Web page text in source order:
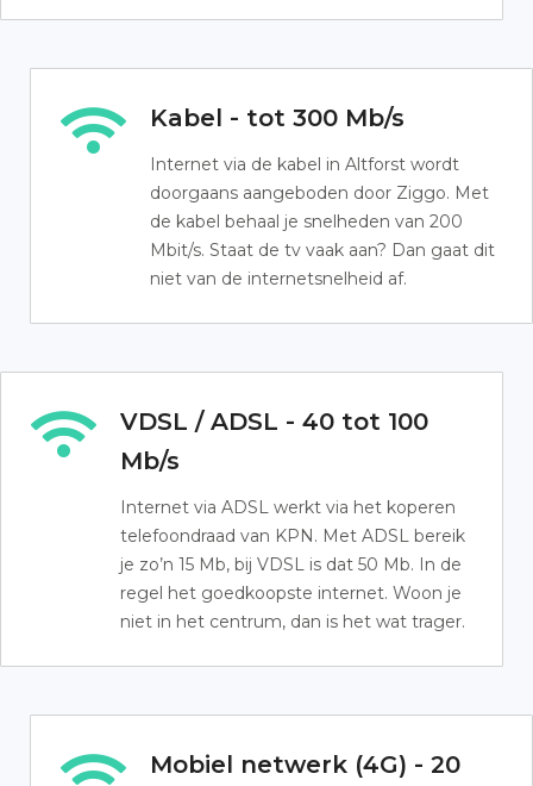
Kabel - tot 300 Mb/s
Internet via de kabel in Altforst wordt
doorgaans aangeboden door Ziggo. Met
de kabel behaal je snelheden van 200
Mbit/s. Staat de tv vaak aan? Dan gaat dit
niet van de internetsnelheid af.
VDSL / ADSL - 40 tot 100
Mb/s
Internet via ADSL werkt via het koperen
telefoondraad van KPN. Met ADSL bereik
je zo’n 15 Mb, bij VDSL is dat 50 Mb. In de
regel het goedkoopste internet. Woon je
niet in het centrum, dan is het wat trager.
Mobiel netwerk (4G) - 20